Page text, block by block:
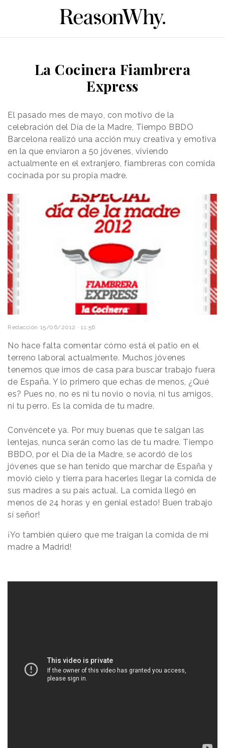
La Cocinera Fiambrera
Express
El pasado mes de mayo, con motivo de la
celebración del Día de la Madre, Tiempo BBDO
Barcelona realizó una acción muy creativa y emotiva
en la que enviaron a 50 jóvenes, viviendo
actualmente en el extranjero, fiambreras con comida
cocinada por su propia madre.
Redacción 15/06/2012 · 11:56
No hace falta comentar cómo está el patio en el
terreno laboral actualmente. Muchos jóvenes
tenemos que irnos de casa para buscar trabajo fuera
de España. Y lo primero que echas de menos, ¿Qué
es? Pues no, no es ni tu novio o novia, ni tus amigos,
ni tu perro. Es la comida de tu madre.
Convéncete ya. Por muy buenas que te salgan las
lentejas, nunca serán como las de tu madre. Tiempo
BBDO, por el Día de la Madre, se acordó de los
jóvenes que se han tenido que marchar de España y
movió cielo y tierra para hacerles llegar la comida de
sus madres a su país actual. La comida llegó en
menos de 24 horas y en genial estado! Buen trabajo
sí señor!
¡Yo también quiero que me traigan la comida de mi
madre a Madrid!